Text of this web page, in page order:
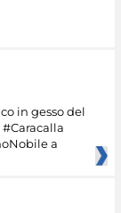
in gesso del
a